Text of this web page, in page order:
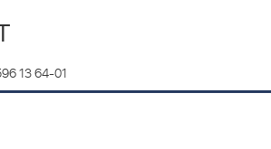
13 64-01